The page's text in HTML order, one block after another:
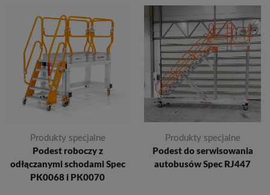
Produkty specjalne
Podest roboczy z
odłączanymi schodami Spec
PK0068 i PK0070
Produkty specjalne
Podest do serwisowania
autobusów Spec RJ447